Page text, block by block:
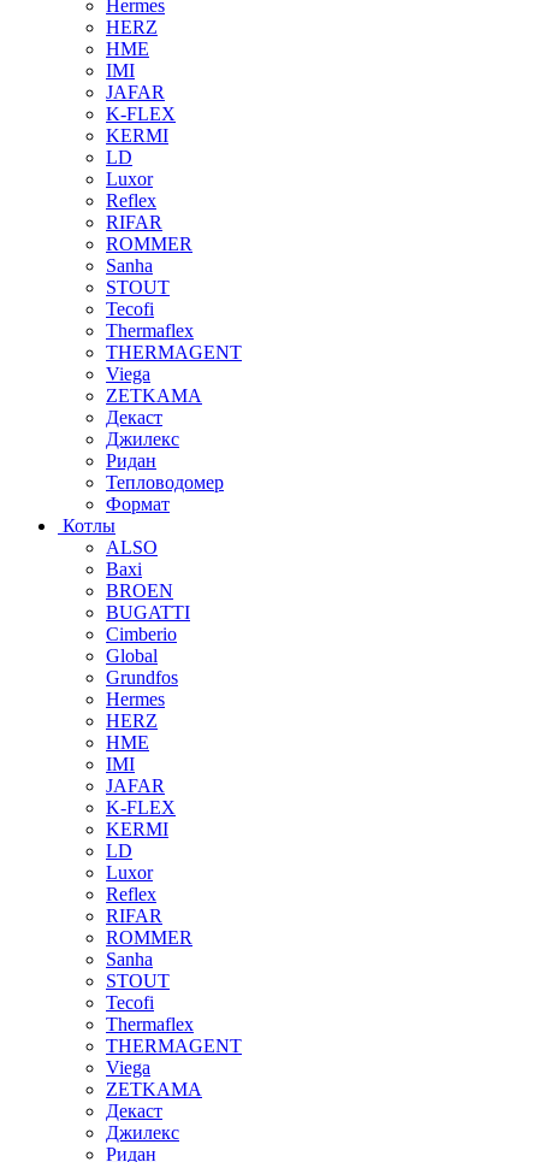
Hermes
HERZ
HME
IMI
JAFAR
K-FLEX
KERMI
LD
Luxor
Reflex
RIFAR
ROMMER
Sanha
STOUT
Tecofi
Thermaflex
THERMAGENT
Viega
ZETKAMA
Декаст
Джилекс
Ридан
Тепловодомер
Формат
Котлы
ALSO
Baxi
BROEN
BUGATTI
Cimberio
Global
Grundfos
Hermes
HERZ
HME
IMI
JAFAR
K-FLEX
KERMI
LD
Luxor
Reflex
RIFAR
ROMMER
Sanha
STOUT
Tecofi
Thermaflex
THERMAGENT
Viega
ZETKAMA
Декаст
Джилекс
Ридан